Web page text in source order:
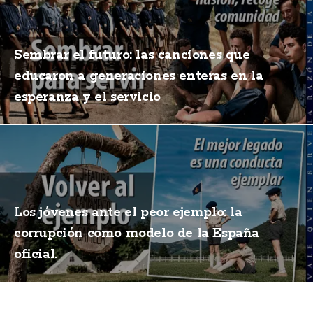
Sembrar el futuro: las canciones que
educaron a generaciones enteras en la
esperanza y el servicio
Los jóvenes ante el peor ejemplo: la
corrupción como modelo de la España
oficial.